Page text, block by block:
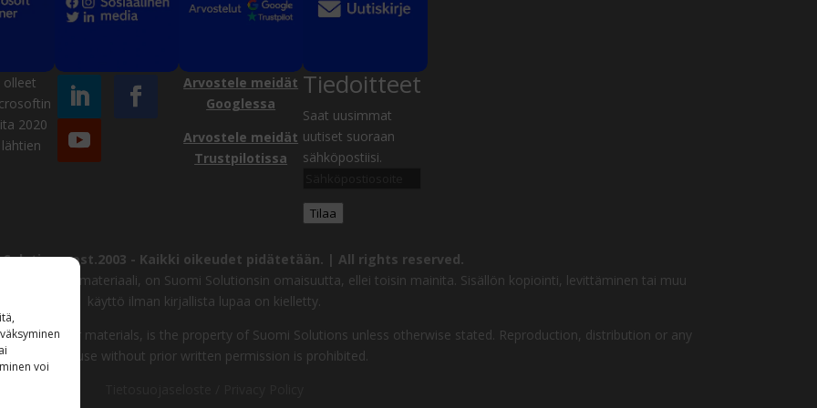
voi
olleet
2020
Arvostele meidät
Googlessa
Arvostele meidät
Trustpilotissa
Tiedoitteet
Saat uusimmat
uutiset suoraan
sähköpostiisi.
Tilaa
est.2003 - Kaikki oikeudet pidätetään. | All rights reserved.
ja muu materiaali, on Suomi Solutionsin omaisuutta, ellei toisin mainita. Sisällön kopiointi, levittäminen tai muu
käyttö ilman kirjallista lupaa on kielletty.
and other materials, is the property of Suomi Solutions unless otherwise stated. Reproduction, distribution or any
other use without prior written permission is prohibited.